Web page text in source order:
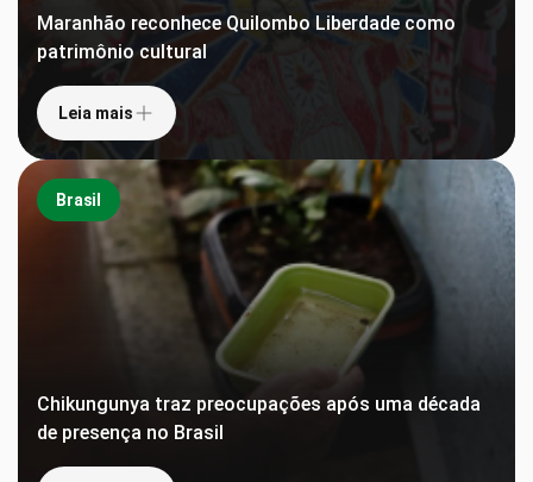
Maranhão reconhece Quilombo Liberdade como
patrimônio cultural
Leia mais
Brasil
Chikungunya traz preocupações após uma década
de presença no Brasil